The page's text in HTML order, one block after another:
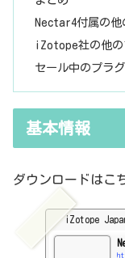
Nectar4付属の他
iZotope社の他の
セール中のプラ
基本情報
ダウンロードはこ
iZotope